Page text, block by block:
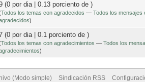
(0 por dia | 0.13 porciento de )
Todos los temas con agradecidos — Todos los mensajes
)
(0 por dia | 0.1 porciento de )
Todos los temas con agradecimientos — Todos los
)
(Modo simple) Sindicación RSS